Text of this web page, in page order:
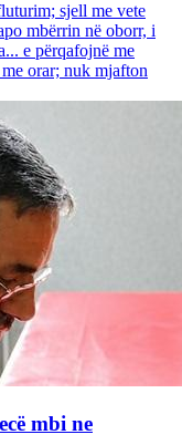
sjell me vete
mbërrin në oborr, i
e përqafojnë me
orar; nuk mjafton
mbi ne